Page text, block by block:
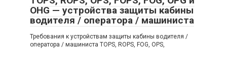
OHG — устройства защиты кабины
водителя / оператора / машиниста
Требования к устройствам защиты кабины водителя /
оператора / машиниста TOPS, ROPS, FOG, OPS,